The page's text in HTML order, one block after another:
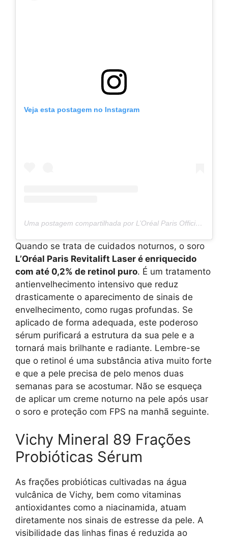
Veja esta postagem no Instagram
Uma postagem compartilhada por L’Oréal Paris Official (@lorealparis)
Quando se trata de cuidados noturnos, o soro
L’Oréal Paris Revitalift Laser é enriquecido
com até 0,2% de retinol puro. É um tratamento
antienvelhecimento intensivo que reduz
drasticamente o aparecimento de sinais de
envelhecimento, como rugas profundas. Se
aplicado de forma adequada, este poderoso
sérum purificará a estrutura da sua pele e a
tornará mais brilhante e radiante. Lembre-se
que o retinol é uma substância ativa muito forte
e que a pele precisa de pelo menos duas
semanas para se acostumar. Não se esqueça
de aplicar um creme noturno na pele após usar
o soro e proteção com FPS na manhã seguinte.
Vichy Mineral 89 Frações
Probióticas Sérum
As frações probióticas cultivadas na água
vulcânica de Vichy, bem como vitaminas
antioxidantes como a niacinamida, atuam
diretamente nos sinais de estresse da pele. A
visibilidade das linhas finas é reduzida ao